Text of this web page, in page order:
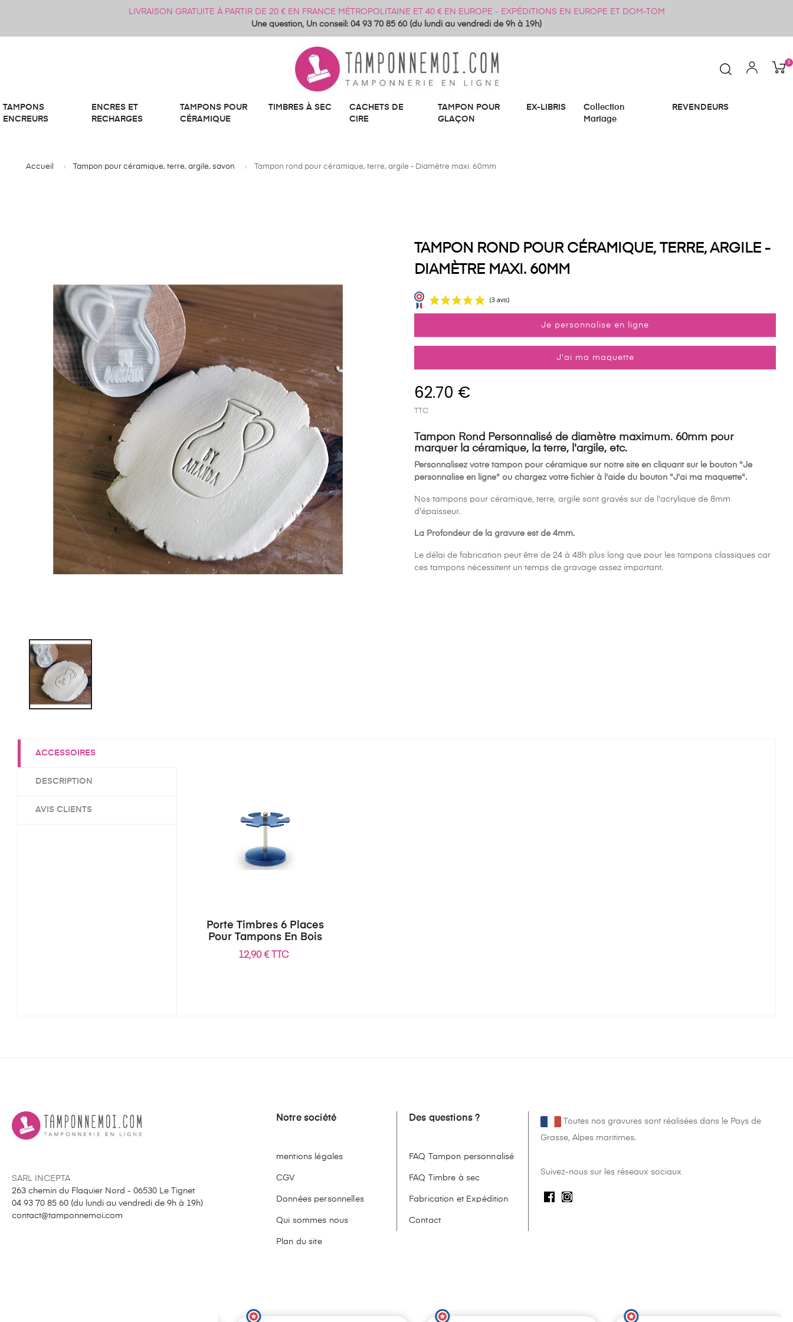
LIVRAISON GRATUITE À PARTIR DE 20 € EN FRANCE MÉTROPOLITAINE ET 40 € EN EUROPE - EXPÉDITIONS EN EUROPE ET DOM-TOM
Une question, Un conseil: 04 93 70 85 60 (du lundi au vendredi de 9h à 19h)
0
TAMPONS
ENCREURS
ENCRES ET
RECHARGES
TAMPONS POUR
CÉRAMIQUE
TIMBRES À SEC
CACHETS DE
CIRE
TAMPON POUR
GLAÇON
EX-LIBRIS
Collection
Mariage
REVENDEURS
Accueil Tampon pour céramique, terre, argile, savon Tampon rond pour céramique, terre, argile - Diamètre maxi. 60mm
TAMPON ROND POUR CÉRAMIQUE, TERRE, ARGILE -
DIAMÈTRE MAXI. 60MM
Je personnalise en ligne
J'ai ma maquette
62.70 €
TTC
Tampon Rond Personnalisé de diamètre maximum. 60mm pour
marquer la céramique, la terre, l'argile, etc.
Personnalisez votre tampon pour céramique sur notre site en cliquant sur le bouton "Je
personnalise en ligne" ou chargez votre fichier à l'aide du bouton "J'ai ma maquette".
Nos tampons pour céramique, terre, argile sont gravés sur de l'acrylique de 8mm
d'épaisseur.
La Profondeur de la gravure est de 4mm.
Le délai de fabrication peut être de 24 à 48h plus long que pour les tampons classiques car
ces tampons nécessitent un temps de gravage assez important.
ACCESSOIRES
DESCRIPTION
AVIS CLIENTS
Porte Timbres 6 Places
Pour Tampons En Bois
12,90 € TTC
SARL INCEPTA
263 chemin du Flaquier Nord - 06530 Le Tignet
04 93 70 85 60 (du lundi au vendredi de 9h à 19h)
contact@tamponnemoi.com
Notre société
mentions légales
CGV
Données personnelles
Qui sommes nous
Plan du site
Des questions ?
FAQ Tampon personnalisé
FAQ Timbre à sec
Fabrication et Expédition
Contact
Toutes nos gravures sont réalisées dans le Pays de
Grasse, Alpes maritimes.
Suivez-nous sur les réseaux sociaux